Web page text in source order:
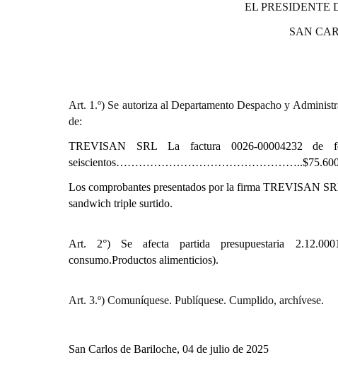
EL PRESIDENTE
SAN
Art. 1.º) Se autoriza al Departamento Despacho y
de:
TREVISAN SRL La factura 0026-00004232
Los comprobantes presentados por la firmaTREVISAN
sandwich triple surtido.
Art. 2°) Se afecta partida presupuestaria
consumo.Productos alimenticios).
Art. 3.º) Comuníquese. Publíquese. Cumplido, archívese.
San Carlos de Bariloche, 04 de julio de 2025